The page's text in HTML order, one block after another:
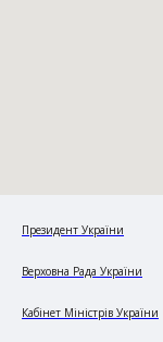
Президент України
Верховна Рада України
Кабінет Міністрів України